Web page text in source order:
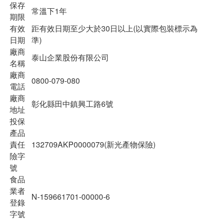
保存
期限
常溫下1年
有效
日期
距有效日期至少大於30日以上(以實際包裝標示為
準)
廠商
名稱
泰山企業股份有限公司
廠商
電話
0800-079-080
廠商
地址
彰化縣田中鎮興工路6號
投保
產品
責任
險字
號
132709AKP0000079(新光產物保險)
食品
業者
登錄
字號
N-159661701-00000-6